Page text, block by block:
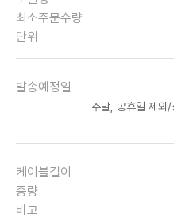
최소주문수량
단위
발송예정일
주말, 공휴일 제외/
케이블길이
중량
비고